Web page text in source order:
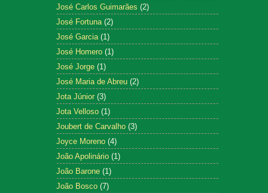
José Carlos Guimarães (2)
José Fortuna (2)
José Garcia (1)
José Homero (1)
José Jorge (1)
José Maria de Abreu (2)
Jota Júnior (3)
Jota Velloso (1)
Joubert de Carvalho (3)
Joyce Moreno (4)
João Apolinário (1)
João Barone (1)
João Bosco (7)